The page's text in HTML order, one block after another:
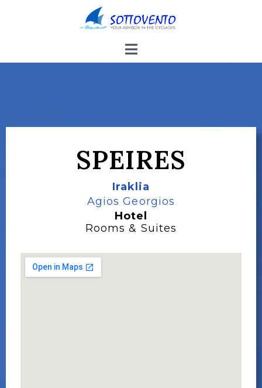
SPEIRES
Iraklia
Agios Georgios
Hotel
Rooms & Suites